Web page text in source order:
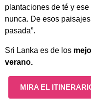
plantaciones de té y
nunca. De esos
pasada”.
Sri Lanka es de los
verano.
MIRA EL